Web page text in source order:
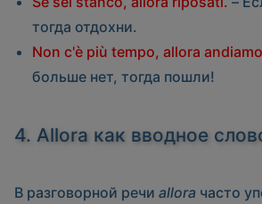
тогда отдохни.
Non c'è più tempo, allora
больше нет, тогда пошли!
4. Allora как вводное
В разговорной речи allora часто